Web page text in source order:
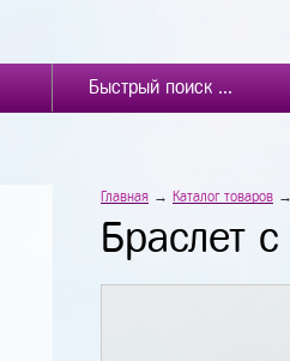
Главная → Каталог товаров →
Браслет